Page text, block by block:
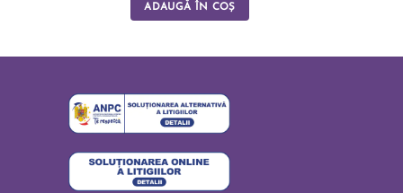
ADAUGĂ ÎN COȘ